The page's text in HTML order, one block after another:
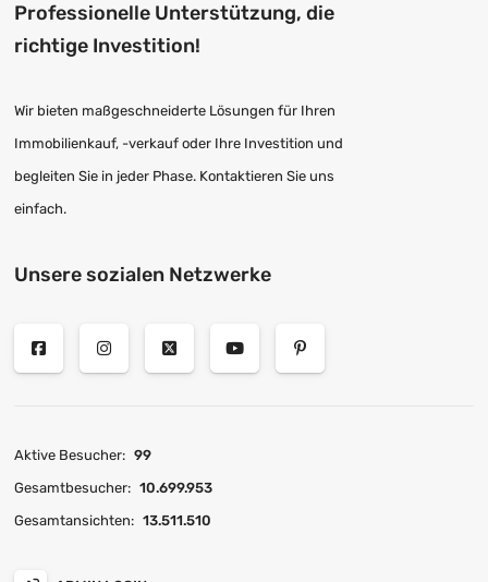
Professionelle Unterstützung, die
richtige Investition!
Wir bieten maßgeschneiderte Lösungen für Ihren
Immobilienkauf, -verkauf oder Ihre Investition und
begleiten Sie in jeder Phase. Kontaktieren Sie uns
einfach.
Unsere sozialen Netzwerke
Aktive Besucher: 99
Gesamtbesucher: 10.699.953
Gesamtansichten: 13.511.510